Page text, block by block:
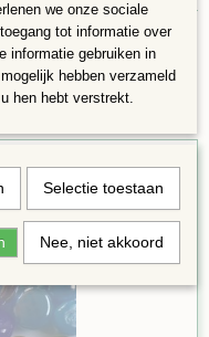
we onze sociale
tot informatie over
informatie gebruiken in
hebben verzameld
hen hebt verstrekt.
Selectie toestaan
Nee, niet akkoord